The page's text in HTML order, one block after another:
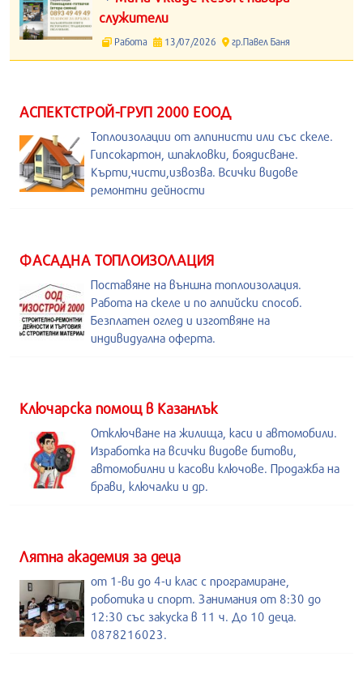
служители
Работа 13/07/2026 гр.Павел Баня
АСПЕКТСТРОЙ-ГРУП 2000 ЕООД
Топлоизолации от алпинисти или със скеле.
Гипсокартон, шпакловки, боядисване.
Кърти,чисти,извозва. Всички видове
ремонтни дейности
ФАСАДНА ТОПЛОИЗОЛАЦИЯ
Поставяне на външна топлоизолация.
Работа на скеле и по алпийски способ.
Безплатен оглед и изготвяне на
индивидуална оферта.
Kлючарска помощ в Казанлък
Отключване на жилища, каси и автомобили.
Изработка на всички видове битови,
автомобилни и касови ключове. Продажба на
брави, ключалки и др.
Лятна академия за деца
от 1-ви до 4-и клас с програмиране,
роботика и спорт. Занимания от 8:30 до
12:30 със закуска в 11 ч. До 10 деца.
0878216023.